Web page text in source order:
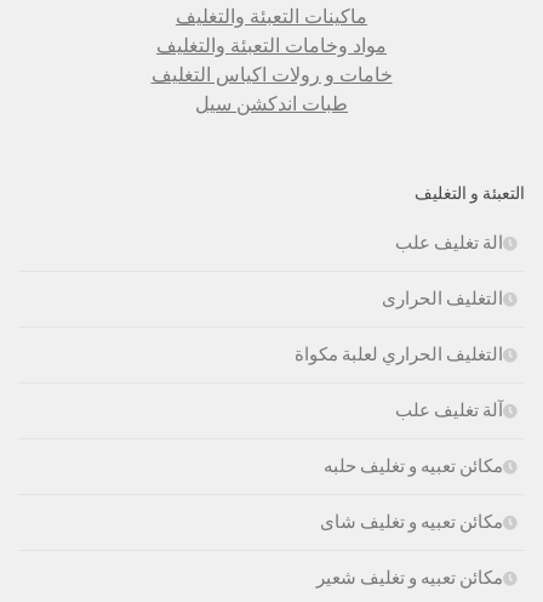
ماكينات التعبئة والتغليف
مواد وخامات التعبئة والتغليف
خامات و رولات اكياس التغليف
طبات اندكشن سيل
التعبئة و التغليف
الة تغليف علب
التغليف الحرارى
التغليف الحراري لعلبة مكواة
آلة تغليف علب
مكائن تعبيه و تغليف حلبه
مكائن تعبيه و تغليف شاى
مكائن تعبيه و تغليف شعير